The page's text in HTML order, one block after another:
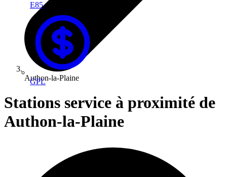
E85
GPL
Authon-la-Plaine
Stations service à proximité de
Authon-la-Plaine